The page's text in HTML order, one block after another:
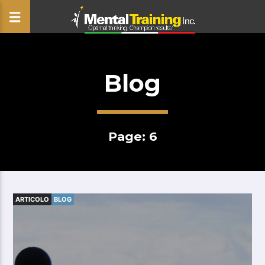
Blog
Page: 6
ARTICOLO BLOG